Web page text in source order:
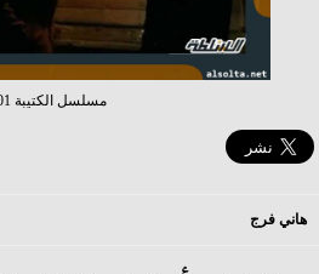
مسلسل الكتيبة 101
هاني فرج